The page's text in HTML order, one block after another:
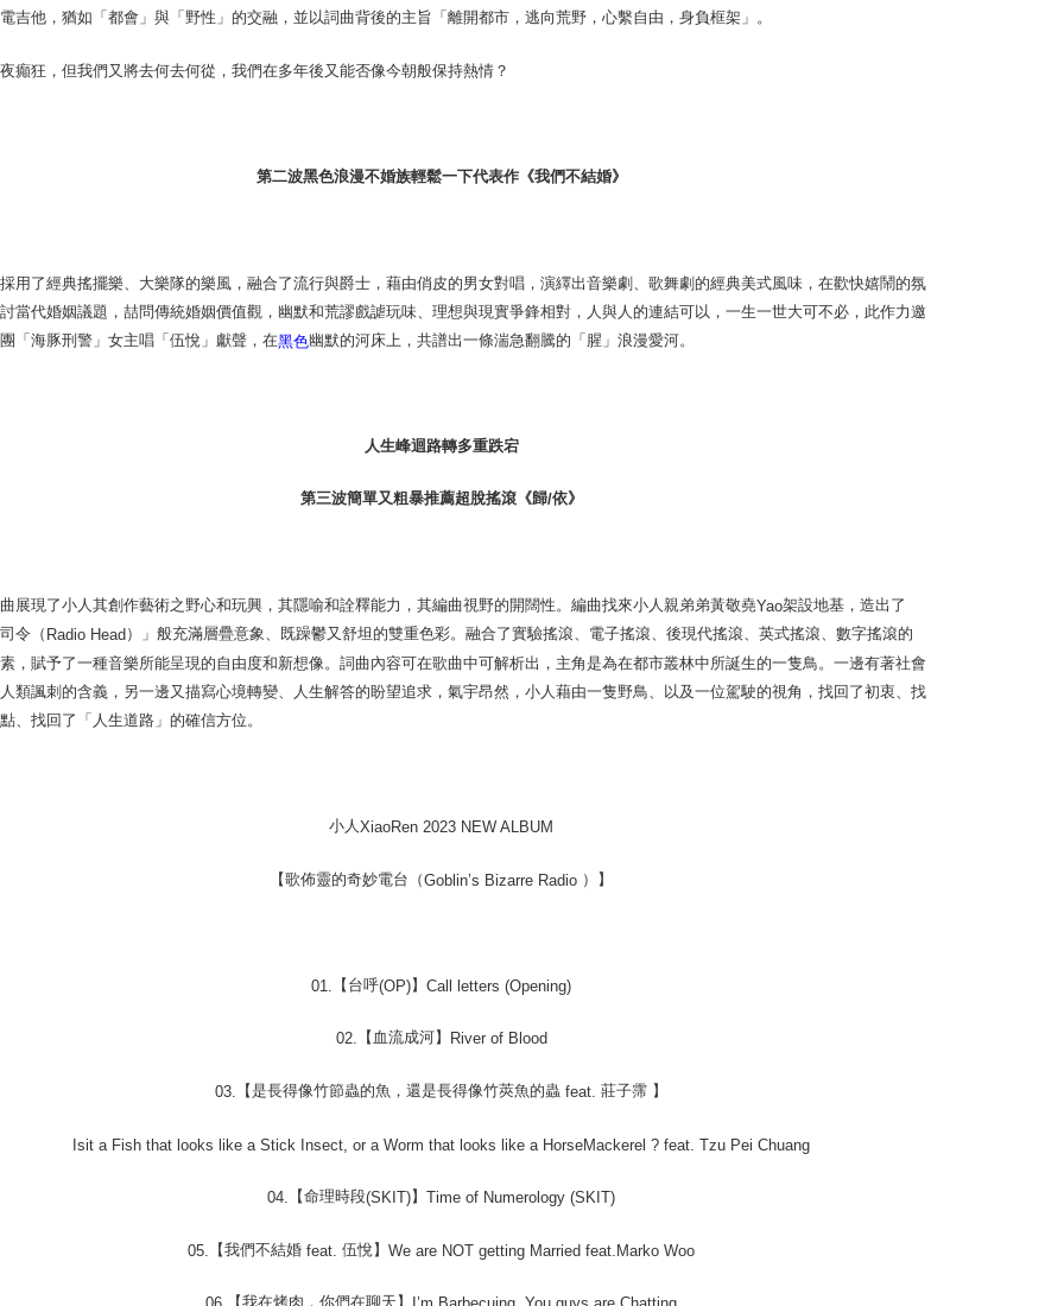
吉他，猶如「都會」與「野性」的交融，並以詞曲背後的主旨「離開都市，逃向荒野，心繫自由，身負框架」。
癲狂，但我們又將去何去何從，我們在多年後又能否像今朝般保持熱情？
第二波黑色浪漫不婚族輕鬆一下代表作《我們不結婚》
用了經典搖擺樂、大樂隊的樂風，融合了流行與爵士，藉由俏皮的男女對唱，演繹出音樂劇、歌舞劇的經典美式風味，在歡快嬉鬧的氛
當代婚姻議題，喆問傳統婚姻價值觀，幽默和荒謬戲謔玩味、理想與現實爭鋒相對，人與人的連結可以，一生一世大可不必，此作力邀
「海豚刑警」女主唱「伍悅」獻聲，在黑色幽默的河床上，共譜出一條湍急翻騰的「腥」浪漫愛河。
人生峰迴路轉多重跌宕
第三波簡單又粗暴推薦超脫搖滾《歸/依》
展現了小人其創作藝術之野心和玩興，其隱喻和詮釋能力，其編曲視野的開闊性。編曲找來小人親弟弟黃敬堯Yao架設地基，造出了
令（ Radio Head ）」般充滿層疊意象、既躁鬱又舒坦的雙重色彩。融合了實驗搖滾、電子搖滾、後現代搖滾、英式搖滾、數字搖滾的
，賦予了一種音樂所能呈現的自由度和新想像。詞曲內容可在歌曲中可解析出，主角是為在都市叢林中所誕生的一隻鳥。一邊有著社會
類諷刺的含義，另一邊又描寫心境轉變、人生解答的盼望追求，氣宇昂然，小人藉由一隻野鳥、以及一位駕駛的視角，找回了初衷、找
、找回了「人生道路」的確信方位。
小人XiaoRen 2023 NEW ALBUM
【歌佈靈的奇妙電台（Goblin’s Bizarre Radio ）】
01. 【台呼(OP)】 Call letters (Opening)
02. 【血流成河】 River of Blood
03. 【是長得像竹節蟲的魚，還是長得像竹莢魚的蟲 feat. 莊子霈 】
Isit a Fish that looks like a Stick Insect, or a Worm that looks like a HorseMackerel ? feat. Tzu Pei Chuang
04. 【命理時段(SKIT)】 Time of Numerology (SKIT)
05. 【我們不結婚 feat. 伍悅】 We are NOT getting Married feat.Marko Woo
【我在烤肉，你們在聊天】